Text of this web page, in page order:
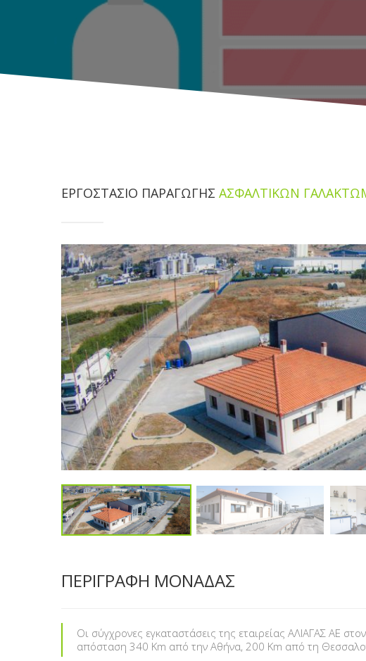
ΕΡΓΟΣΤΑΣΙΟ ΠΑΡΑΓΩΓΗΣ ΑΣΦΑΛΤΙΚΩΝ
ΠΕΡΙΓΡΑΦΗ ΜΟΝΑΔΑΣ
Οι σύγχρονες εγκαταστάσεις της εταιρείας ΑΛΙΑΓΑΣ ΑΕ
απόσταση 340 Km από την Αθήνα, 200 Κm από τη